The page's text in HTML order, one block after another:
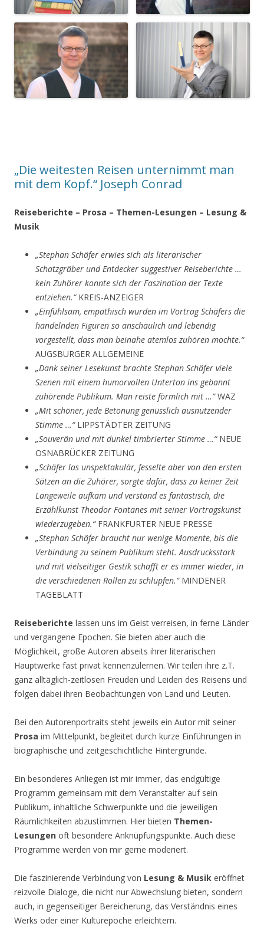
„Die weitesten Reisen unternimmt man
mit dem Kopf.“ Joseph Conrad
Reiseberichte – Prosa – Themen-Lesungen – Lesung &
Musik
„Stephan Schäfer erwies sich als literarischer
Schatzgräber und Entdecker suggestiver Reiseberichte …
kein Zuhörer konnte sich der Faszination der Texte
entziehen.“KREIS-ANZEIGER
„Einfühlsam, empathisch wurden im Vortrag Schäfers die
handelnden Figuren so anschaulich und lebendig
vorgestellt, dass man beinahe atemlos zuhören mochte.“
AUGSBURGER ALLGEMEINE
„Dank seiner Lesekunst brachte Stephan Schäfer viele
Szenen mit einem humorvollen Unterton ins gebannt
zuhörende Publikum. Man reiste förmlich mit …“WAZ
„Mit schöner, jede Betonung genüsslich ausnutzender
Stimme …“LIPPSTÄDTER ZEITUNG
„Souverän und mit dunkel timbrierter Stimme …“NEUE
OSNABRÜCKER ZEITUNG
„Schäfer las unspektakulär, fesselte aber von den ersten
Sätzen an die Zuhörer, sorgte dafür, dass zu keiner Zeit
Langeweile aufkam und verstand es fantastisch, die
Erzählkunst Theodor Fontanes mit seiner Vortragskunst
wiederzugeben.“FRANKFURTER NEUE PRESSE
„Stephan Schäfer braucht nur wenige Momente, bis die
Verbindung zu seinem Publikum steht. Ausdrucksstark
und mit vielseitiger Gestik schafft er es immer wieder, in
die verschiedenen Rollen zu schlüpfen.“MINDENER
TAGEBLATT
Reiseberichte lassen uns im Geist verreisen, in ferne Länder
und vergangene Epochen. Sie bieten aber auch die
Möglichkeit, große Autoren abseits ihrer literarischen
Hauptwerke fast privat kennenzulernen. Wir teilen ihre z.T.
ganz alltäglich-zeitlosen Freuden und Leiden des Reisens und
folgen dabei ihren Beobachtungen von Land und Leuten.
Bei den Autorenportraits steht jeweils ein Autor mit seiner
Prosa im Mittelpunkt, begleitet durch kurze Einführungen in
biographische und zeitgeschichtliche Hintergründe.
Ein besonderes Anliegen ist mir immer, das endgültige
Programm gemeinsam mit dem Veranstalter auf sein
Publikum, inhaltliche Schwerpunkte und die jeweiligen
Räumlichkeiten abzustimmen. Hier bieten Themen-
Lesungen oft besondere Anknüpfungspunkte. Auch diese
Programme werden von mir gerne moderiert.
Die faszinierende Verbindung von Lesung & Musik eröffnet
reizvolle Dialoge, die nicht nur Abwechslung bieten, sondern
auch, in gegenseitiger Bereicherung, das Verständnis eines
Werks oder einer Kulturepoche erleichtern.